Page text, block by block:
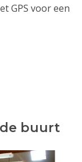
GPS voor een
buurt